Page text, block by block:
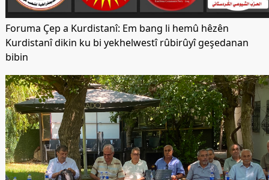
Foruma Çep a Kurdistanî: Em bang li hemû hêzên
Kurdistanî dikin ku bi yekhelwestî rûbirûyî geşedanan
bibin